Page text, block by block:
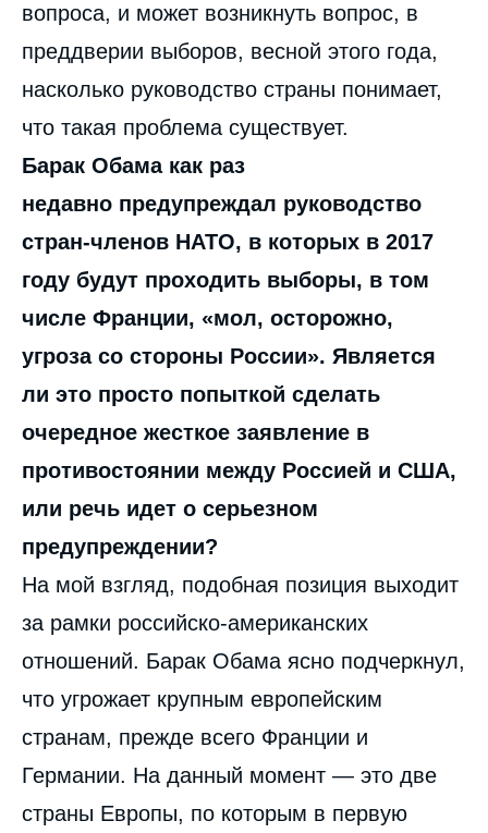
вопроса, и может возникнуть вопрос, в
преддверии выборов, весной этого года,
насколько руководство страны понимает,
что такая проблема существует.
Барак Обама как раз
недавно предупреждал руководство
стран-членов НАТО, в которых в 2017
году будут проходить выборы, в том
числе Франции, «мол, осторожно,
угроза со стороны России». Является
ли это просто попыткой сделать
очередное жесткое заявление в
противостоянии между Россией и США,
или речь идет о серьезном
предупреждении?
На мой взгляд, подобная позиция выходит
за рамки российско-американских
отношений. Барак Обама ясно подчеркнул,
что угрожает крупным европейским
странам, прежде всего Франции и
Германии. На данный момент — это две
страны Европы, по которым в первую